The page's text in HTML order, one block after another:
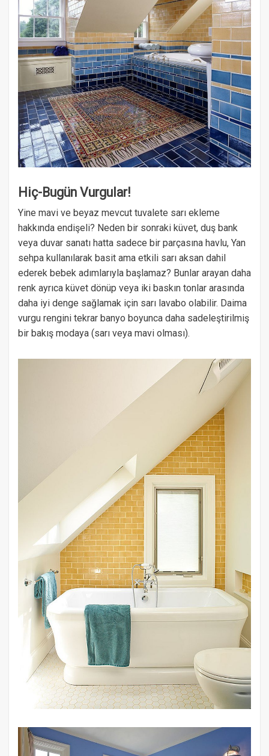
Hiç-Bugün Vurgular!
Yine mavi ve beyaz mevcut tuvalete sarı ekleme
hakkında endişeli? Neden bir sonraki küvet, duş bank
veya duvar sanatı hatta sadece bir parçasına havlu, Yan
sehpa kullanılarak basit ama etkili sarı aksan dahil
ederek bebek adımlarıyla başlamaz? Bunlar arayan daha
renk ayrıca küvet dönüp veya iki baskın tonlar arasında
daha iyi denge sağlamak için sarı lavabo olabilir. Daima
vurgu rengini tekrar banyo boyunca daha sadeleştirilmiş
bir bakış modaya (sarı veya mavi olması).